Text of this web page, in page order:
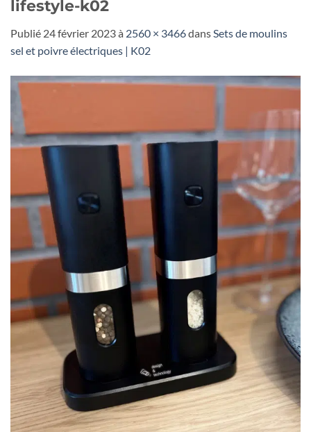
lifestyle-k02
Publié 24 février 2023à 2560 × 3466dans Sets de moulins
sel et poivre électriques | K02